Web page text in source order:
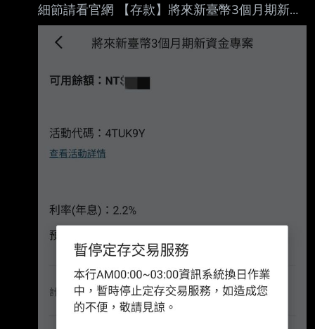
細節請看官網 【存款】將來新臺幣3個月期新資
金專案 (202603)
https://www.nextbank.com.tw/announcement/4
1080 https://reurl.cc/vEdEga 【存款】將來新臺
https://www.nextbank.com.tw/announcement/4
5c1e31fa4000000